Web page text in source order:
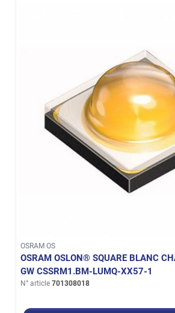
OSRAM OS
OSRAM OSLON® SQUARE BLANC
GW CSSRM1.BM-LUMQ-XX57-1
N° article 701308018